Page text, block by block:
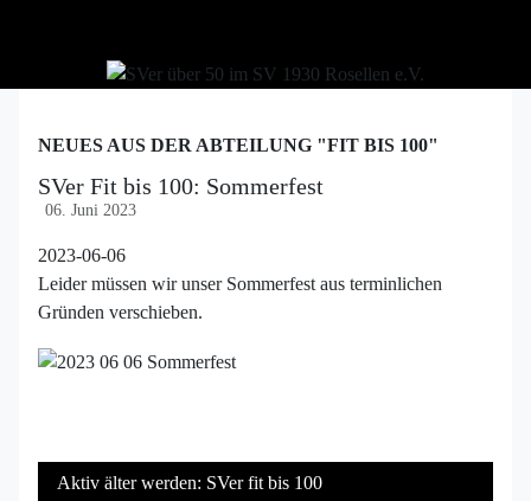
NEUES AUS DER ABTEILUNG "FIT BIS 100"
SVer Fit bis 100: Sommerfest
06. Juni 2023
2023-06-06
Leider müssen wir unser Sommerfest aus terminlichen
Gründen verschieben.
Aktiv älter werden: SVer fit bis 100